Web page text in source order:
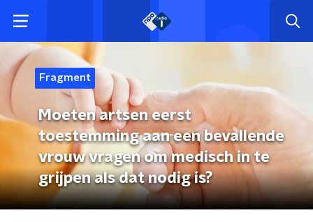
Fragment
Moeten artsen eerst
toestemming aan een bevallende
vrouw vragen om medisch in te
grijpen als dat nodig is?